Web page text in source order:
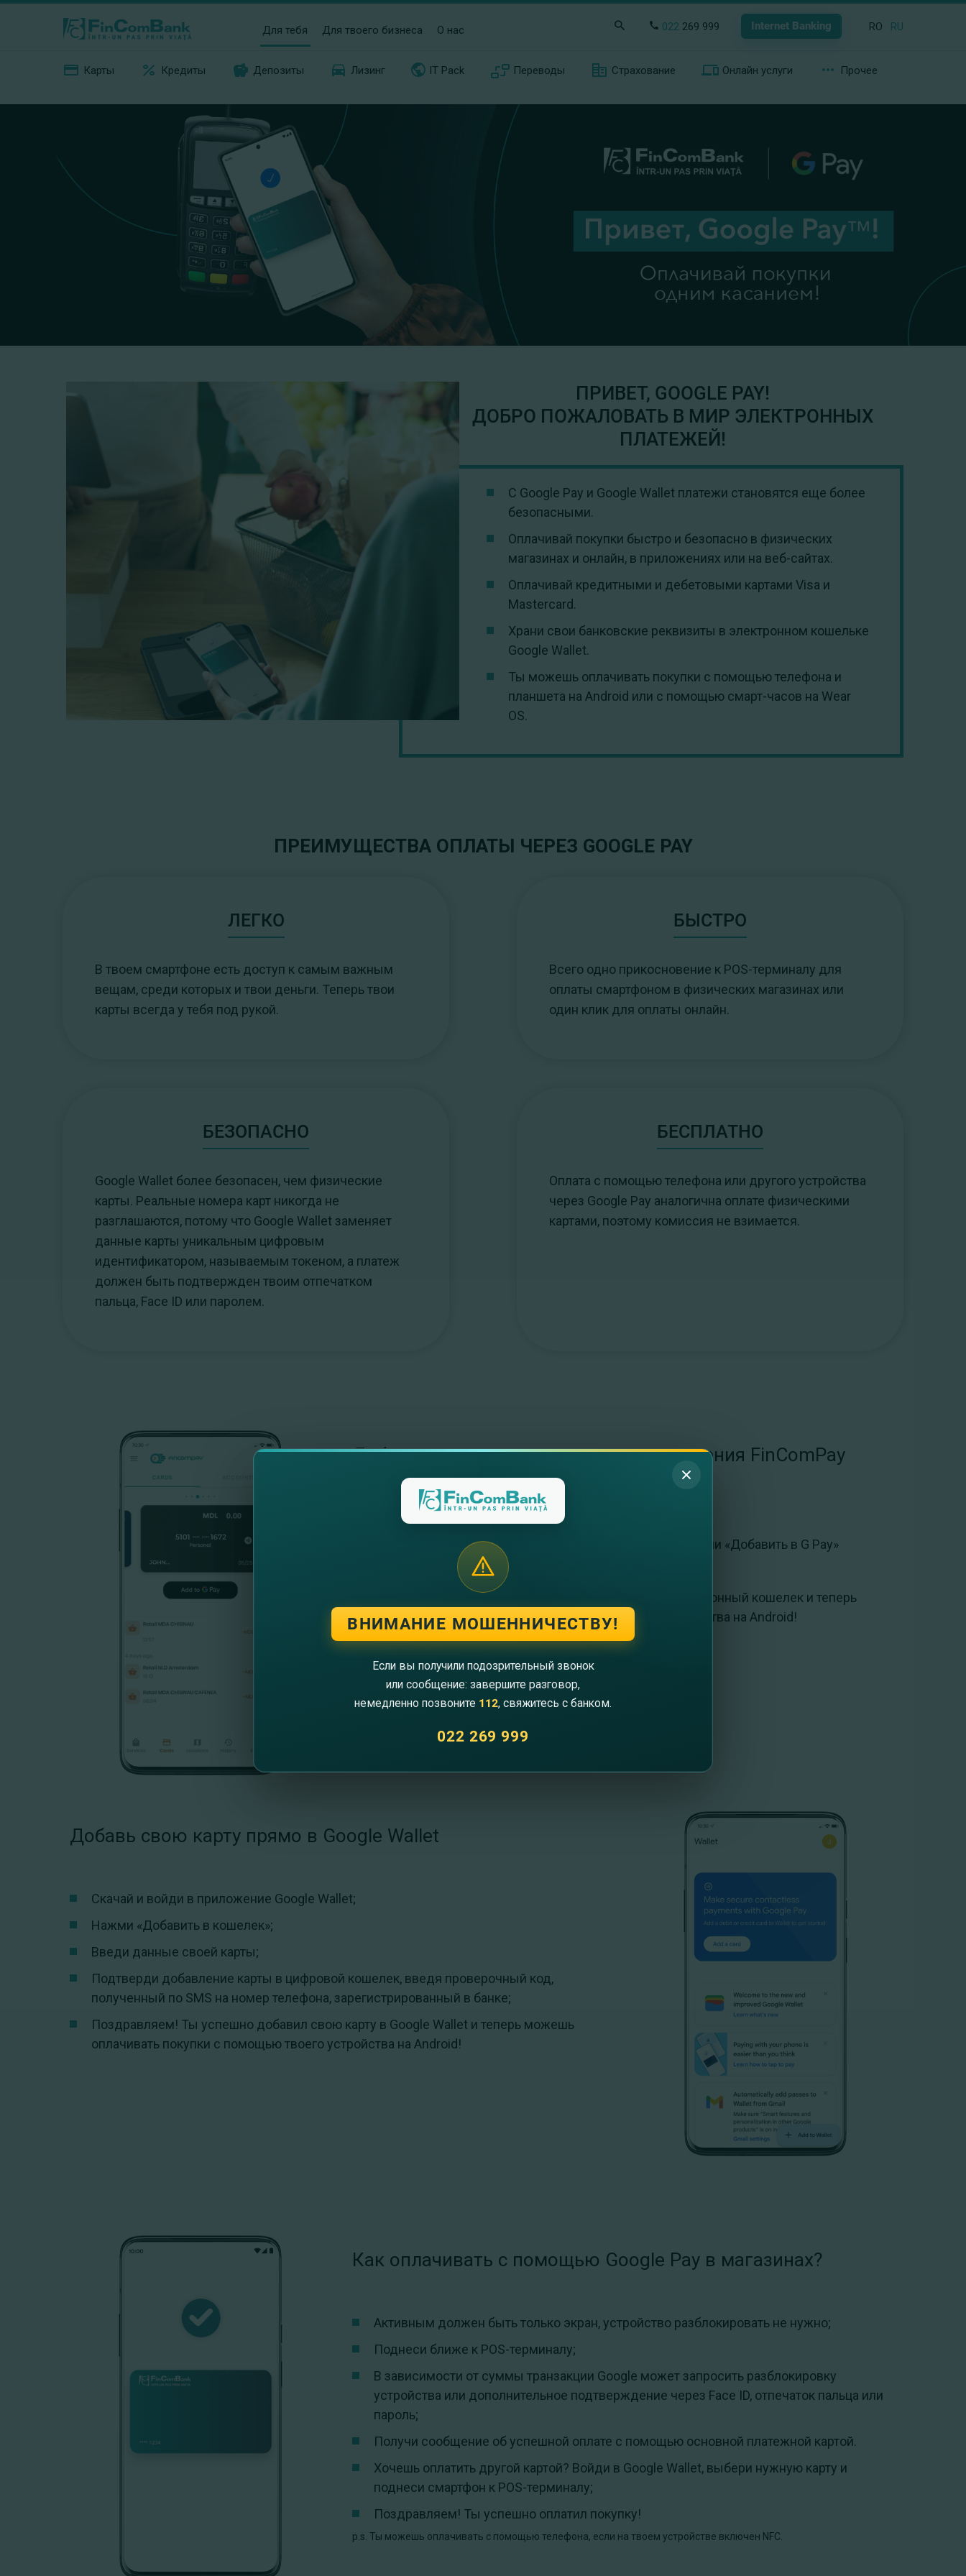
Для тебя Для твоего бизнеса О нас 022 269 999 Internet Banking RO RU
Карты Кредиты Депозиты Лизинг IT Pack Переводы Страхование Онлайн услуги Прочее
ПРИВЕТ, GOOGLE PAY!
ДОБРО ПОЖАЛОВАТЬ В МИР ЭЛЕКТРОННЫХ
ПЛАТЕЖЕЙ!
С Google Pay и Google Wallet платежи становятся еще более
безопасными.
Оплачивай покупки быстро и безопасно в физических
магазинах и онлайн, в приложениях или на веб-сайтах.
Оплачивай кредитными и дебетовыми картами Visa и
Mastercard.
Храни свои банковские реквизиты в электронном кошельке
Google Wallet.
Ты можешь оплачивать покупки с помощью телефона и
планшета на Android или с помощью смарт-часов на Wear
OS.
ПРЕИМУЩЕСТВА ОПЛАТЫ ЧЕРЕЗ GOOGLE PAY
ЛЕГКО
В твоем смартфоне есть доступ к самым важным
вещам, среди которых и твои деньги. Теперь твои
карты всегда у тебя под рукой.
БЫСТРО
Всего одно прикосновение к POS-терминалу для
оплаты смартфоном в физических магазинах или
один клик для оплаты онлайн.
БЕЗОПАСНО
Google Wallet более безопасен, чем физические
карты. Реальные номера карт никогда не
разглашаются, потому что Google Wallet заменяет
данные карты уникальным цифровым
идентификатором, называемым токеном, а платеж
должен быть подтвержден твоим отпечатком
пальца, Face ID или паролем.
БЕСПЛАТНО
Оплата с помощью телефона или другого устройства
через Google Pay аналогична оплате физическими
картами, поэтому комиссия не взимается.
Добавь свою карту с помощью приложения FinComPay
Перейди в раздел «Карты»;
Выбери нужную дебетовую или кредитную карту и нажми «Добавить в G Pay»
Прими условия использования;
Поздравляем! Ты успешно добавил карту в свой электронный кошелек и теперь
можешь оплачивать покупки с помощью твоего устройства на Android!
Добавь свою карту прямо в Google Wallet
Скачай и войди в приложение Google Wallet;
Нажми «Добавить в кошелек»;
Введи данные своей карты;
Подтверди добавление карты в цифровой кошелек, введя проверочный код,
полученный по SMS на номер телефона, зарегистрированный в банке;
Поздравляем! Ты успешно добавил свою карту в Google Wallet и теперь можешь
оплачивать покупки с помощью твоего устройства на Android!
Как оплачивать с помощью Google Pay в магазинах?
Активным должен быть только экран, устройство разблокировать не нужно;
Поднеси ближе к POS-терминалу;
В зависимости от суммы транзакции Google может запросить разблокировку
устройства или дополнительное подтверждение через Face ID, отпечаток пальца или
пароль;
Получи сообщение об успешной оплате с помощью основной платежной картой.
Хочешь оплатить другой картой? Войди в Google Wallet, выбери нужную карту и
поднеси смартфон к POS-терминалу;
Поздравляем! Ты успешно оплатил покупку!
p.s. Ты можешь оплачивать с помощью телефона, если на твоем устройстве включен NFC.
ВНИМАНИЕ МОШЕННИЧЕСТВУ!
Если вы получили подозрительный звонок
или сообщение: завершите разговор,
немедленно позвоните 112, свяжитесь с банком.
022 269 999